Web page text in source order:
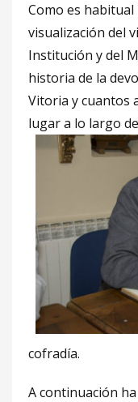
Como es habitual
visualización del
Institución y del
historia de la
Vitoria y cuantos
lugar a lo largo
cofradía.
A continuación